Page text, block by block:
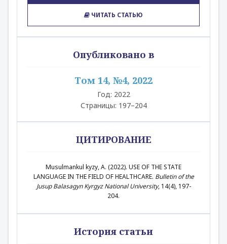
ЧИТАТЬ СТАТЬЮ
Опубликовано в
Том 14, №4, 2022
Год: 2022
Страницы: 197–204
ЦИТИРОВАНИЕ
Musulmankul kyzy, A. (2022). USE OF THE STATE
LANGUAGE IN THE FIELD OF HEALTHCARE. Bulletin of the
Jusup Balasagyn Kyrgyz National University, 14(4), 197-
204.
История статьи